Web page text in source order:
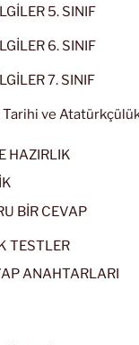
5. SINIF
6. SINIF
7. SINIF
Tarihi ve
HAZIRLIK
BİR CEVAP
TESTLER
ANAHTARLARI